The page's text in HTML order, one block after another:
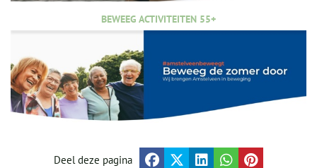
BEWEEG ACTIVITEITEN 55+
Deel deze pagina